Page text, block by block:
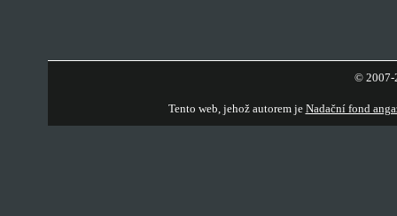
© 2007-
Tento web, jehož autorem je Nadační fond